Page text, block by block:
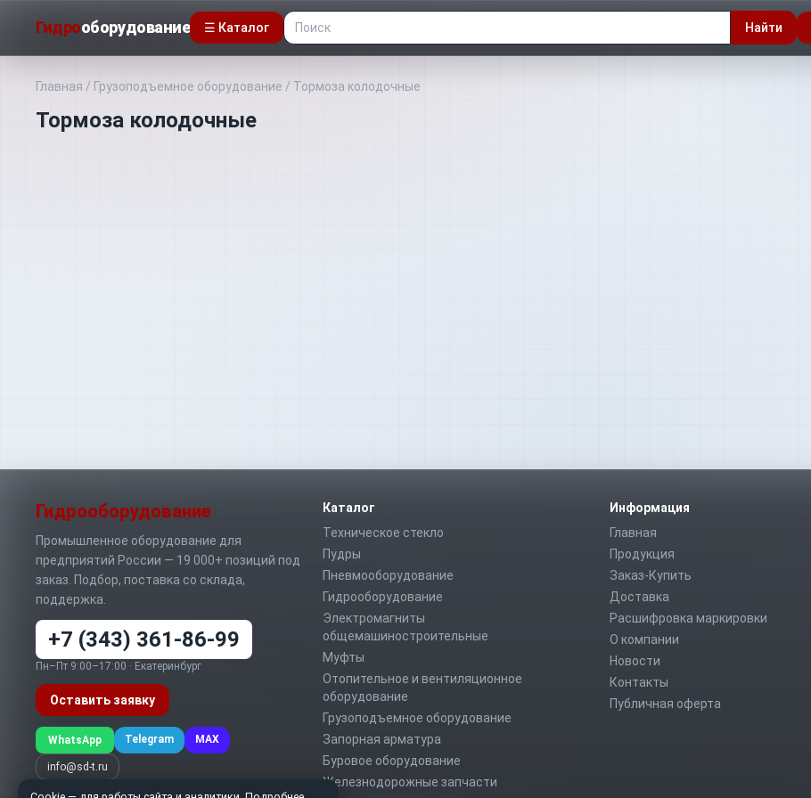
Гидрооборудование ☰ Каталог Найти
Главная / Грузоподъемное оборудование / Тормоза колодочные
Тормоза колодочные
Гидрооборудование
Промышленное оборудование для
предприятий России — 19 000+ позиций под
заказ. Подбор, поставка со склада,
поддержка.
+7 (343) 361-86-99
Пн–Пт 9:00–17:00 · Екатеринбург
Оставить заявку
WhatsApp Telegram MAX
info@sd-t.ru
Каталог
Техническое стекло
Пудры
Пневмооборудование
Гидрооборудование
Электромагниты
общемашиностроительные
Муфты
Отопительное и вентиляционное
оборудование
Грузоподъемное оборудование
Запорная арматура
Буровое оборудование
Железнодорожные запчасти
Информация
Главная
Продукция
Заказ-Купить
Доставка
Расшифровка маркировки
О компании
Новости
Контакты
Публичная оферта